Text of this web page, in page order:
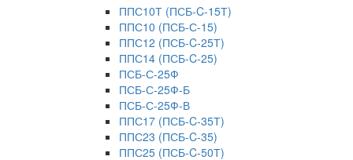
ППС10Т (ПСБ-C-15Т)
ППС10 (ПСБ-С-15)
ППС12 (ПСБ-C-25Т)
ППС14 (ПСБ-C-25)
ПСБ-С-25Ф
ПСБ-С-25Ф-Б
ПСБ-С-25Ф-В
ППС17 (ПСБ-C-35Т)
ППС23 (ПСБ-C-35)
ППС25 (ПСБ-C-50Т)